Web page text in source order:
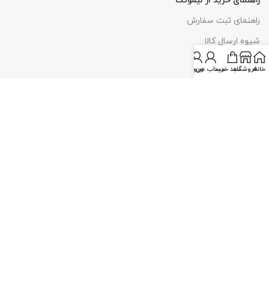
راهنمای ثبت سفارش
شیوه ارسال کالا
شیوه پرداخت
خانهفروشگاهسبد خرید ورود